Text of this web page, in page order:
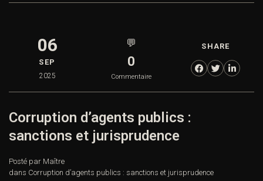
06
SEP
2025
💬
0
Commentaire
SHARE
Corruption d’agents publics :
sanctions et jurisprudence
Posté par Maître
dans Corruption d’agents publics : sanctions et jurisprudence